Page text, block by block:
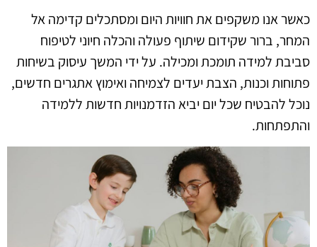
כאשר אנו משקפים את חוויות היום ומסתכלים קדימה אל
המחר, ברור שקידום שיתוף פעולה והכלה חיוני לטיפוח
סביבת למידה תומכת ומכילה. על ידי המשך עיסוק בשיחות
פתוחות וכנות, הצבת יעדים לצמיחה ואימוץ אתגרים חדשים,
נוכל להבטיח שכל יום יביא הזדמנויות חדשות ללמידה
והתפתחות.